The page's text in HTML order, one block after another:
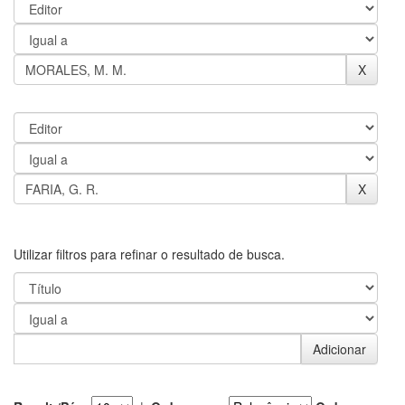
Utilizar filtros para refinar o resultado de busca.